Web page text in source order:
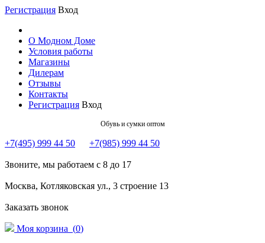
Регистрация Вход
О Модном Доме
Условия работы
Магазины
Дилерам
Отзывы
Контакты
Регистрация Вход
Обувь и сумки оптом
+7(495) 999 44 50 +7(985) 999 44 50
Звоните, мы работаем с 8 до 17
Москва, Котляковская ул., 3 строение 13
Заказать звонок
Моя корзина (0)